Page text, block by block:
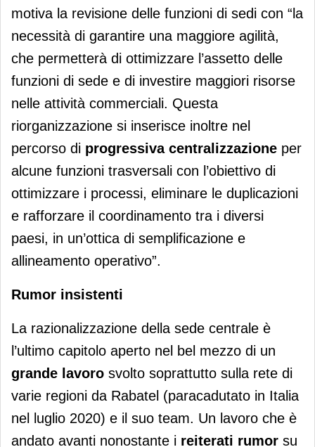
motiva la revisione delle funzioni di sedi con “la
necessità di garantire una maggiore agilità,
che permetterà di ottimizzare l’assetto delle
funzioni di sede e di investire maggiori risorse
nelle attività commerciali. Questa
riorganizzazione si inserisce inoltre nel
percorso di progressiva centralizzazione per
alcune funzioni trasversali con l’obiettivo di
ottimizzare i processi, eliminare le duplicazioni
e rafforzare il coordinamento tra i diversi
paesi, in un’ottica di semplificazione e
allineamento operativo”.
Rumor insistenti
La razionalizzazione della sede centrale è
l’ultimo capitolo aperto nel bel mezzo di un
grande lavoro svolto soprattutto sulla rete di
varie regioni da Rabatel (paracadutato in Italia
nel luglio 2020) e il suo team. Un lavoro che è
andato avanti nonostante i reiterati rumor su